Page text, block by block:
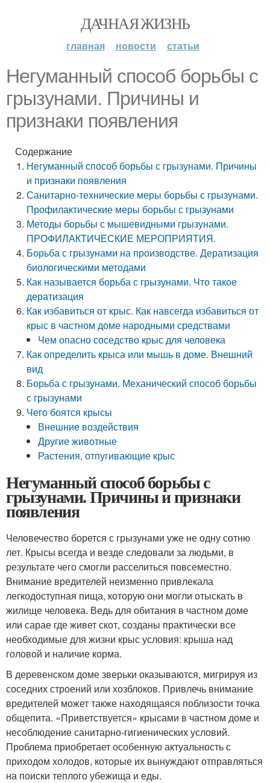
ДАЧНАЯ ЖИЗНЬ
главная новости статьи
Негуманный способ борьбы с
грызунами. Причины и
признаки появления
Содержание
Негуманный способ борьбы с грызунами. Причины
и признаки появления
Санитарно-технические меры борьбы с грызунами.
Профилактические меры борьбы с грызунами
Методы борьбы с мышевидными грызунами.
ПРОФИЛАКТИЧЕСКИЕ МЕРОПРИЯТИЯ.
Борьба с грызунами на производстве. Дератизация
биологическими методами
Как называется борьба с грызунами. Что такое
дератизация
Как избавиться от крыс. Как навсегда избавиться от
крыс в частном доме народными средствами
Чем опасно соседство крыс для человека
Как определить крыса или мышь в доме. Внешний
вид
Борьба с грызунами. Механический способ борьбы
с грызунами
Чего боятся крысы
Внешние воздействия
Другие животные
Растения, отпугивающие крыс
Негуманный способ борьбы с
грызунами. Причины и признаки
появления
Человечество борется с грызунами уже не одну сотню
лет. Крысы всегда и везде следовали за людьми, в
результате чего смогли расселиться повсеместно.
Внимание вредителей неизменно привлекала
легкодоступная пища, которую они могли отыскать в
жилище человека. Ведь для обитания в частном доме
или сарае где живет скот, созданы практически все
необходимые для жизни крыс условия: крыша над
головой и наличие корма.
В деревенском доме зверьки оказываются, мигрируя из
соседних строений или хозблоков. Привлечь внимание
вредителей может также находящаяся поблизости точка
общепита. «Приветствуется» крысами в частном доме и
несоблюдение санитарно-гигиенических условий.
Проблема приобретает особенную актуальность с
приходом холодов, которые их вынуждают отправляться
на поиски теплого убежища и еды.